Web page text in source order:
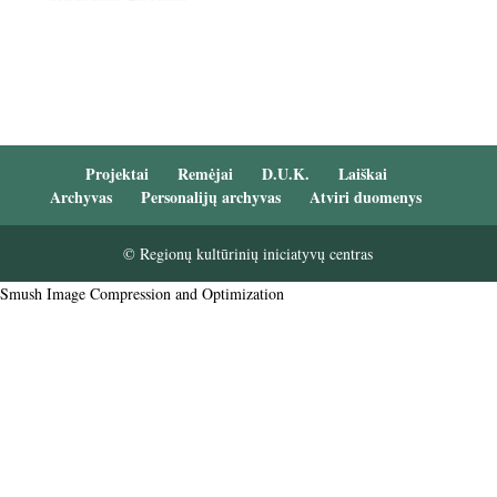
Projektai Remėjai D.U.K.
Laiškai
Archyvas
Personalijų archyvas Atviri duomenys
© Regionų kultūrinių iniciatyvų centras
Smush Image Compression and Optimization